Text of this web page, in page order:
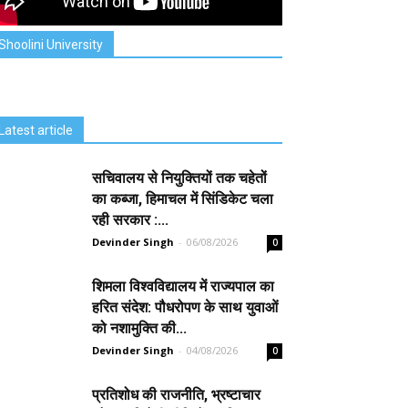
University
article
सचिवालय से नियुक्तियों तक चहेतों
का कब्जा, हिमाचल में सिंडिकेट चला
रही सरकार :...
Devinder Singh - 06/08/2026 0
शिमला विश्वविद्यालय में राज्यपाल का
हरित संदेश: पौधरोपण के साथ युवाओं
को नशामुक्ति की...
Devinder Singh - 04/08/2026 0
प्रतिशोध की राजनीति, भ्रष्टाचार